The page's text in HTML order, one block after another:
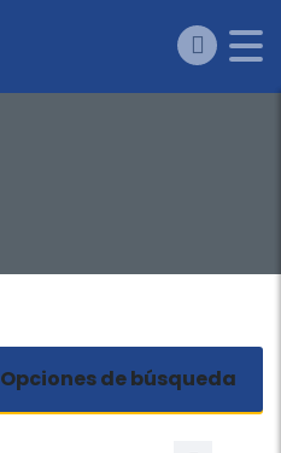
Opciones de búsqueda